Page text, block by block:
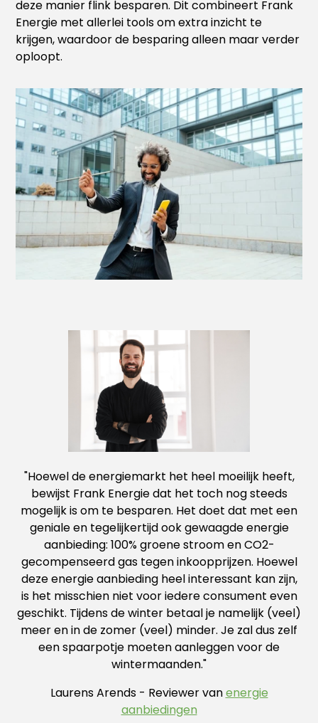
deze manier flink besparen. Dit combineert Frank
Energie met allerlei tools om extra inzicht te
krijgen, waardoor de besparing alleen maar verder
oploopt.
"Hoewel de energiemarkt het heel moeilijk heeft,
bewijst Frank Energie dat het toch nog steeds
mogelijk is om te besparen. Het doet dat met een
geniale en tegelijkertijd ook gewaagde energie
aanbieding: 100% groene stroom en CO2-
gecompenseerd gas tegen inkoopprijzen. Hoewel
deze energie aanbieding heel interessant kan zijn,
is het misschien niet voor iedere consument even
geschikt. Tijdens de winter betaal je namelijk (veel)
meer en in de zomer (veel) minder. Je zal dus zelf
een spaarpotje moeten aanleggen voor de
wintermaanden."
Laurens Arends - Reviewer vanenergie
aanbiedingen